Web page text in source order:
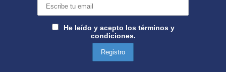
He leído y acepto los términos y
condiciones.